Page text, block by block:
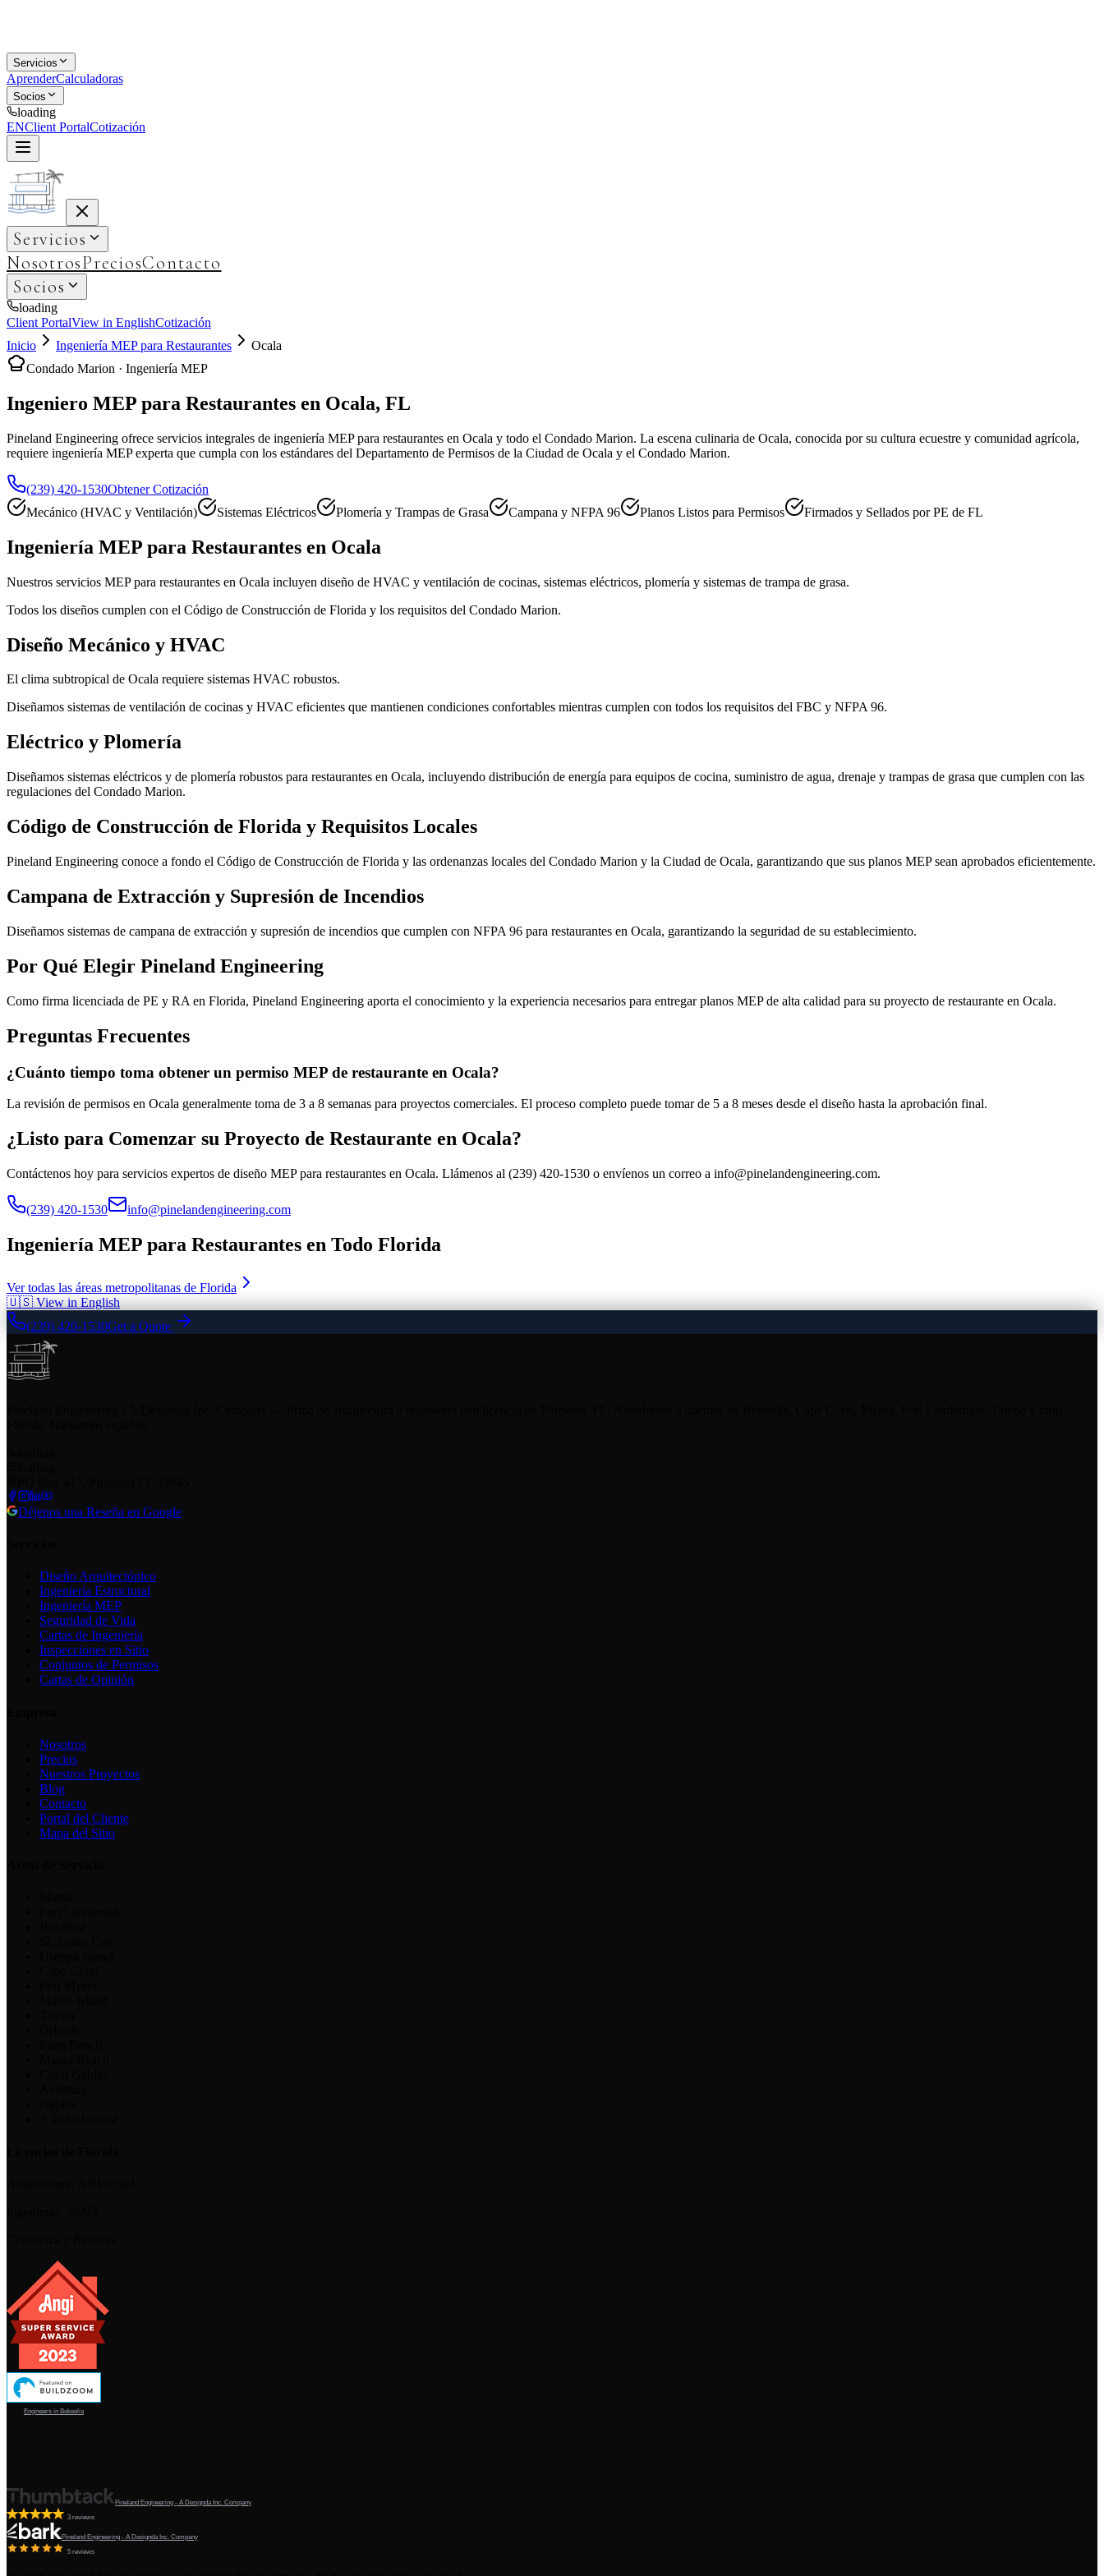
Servicios
AprenderCalculadoras
Socios
loading
ENClient PortalCotización
Servicios
NosotrosPreciosContacto
Socios
loading
Client PortalView in EnglishCotización
Inicio
Ingeniería MEP para Restaurantes
Ocala
Condado Marion · Ingeniería MEP
Ingeniero MEP para Restaurantes en Ocala, FL
Pineland Engineering ofrece servicios integrales de ingeniería MEP para restaurantes en Ocala y todo el Condado Marion. La escena culinaria de Ocala, conocida por su cultura ecuestre y comunidad agrícola,
requiere ingeniería MEP experta que cumpla con los estándares del Departamento de Permisos de la Ciudad de Ocala y el Condado Marion.
(239) 420-1530Obtener Cotización
Mecánico (HVAC y Ventilación)
Sistemas Eléctricos Plomería y Trampas de Grasa Campana y NFPA 96 Planos Listos para Permisos Firmados y Sellados por PE de FL
Ingeniería MEP para Restaurantes en Ocala
Nuestros servicios MEP para restaurantes en Ocala incluyen diseño de HVAC y ventilación de cocinas, sistemas eléctricos, plomería y sistemas de trampa de grasa.
Todos los diseños cumplen con el Código de Construcción de Florida y los requisitos del Condado Marion.
Diseño Mecánico y HVAC
El clima subtropical de Ocala requiere sistemas HVAC robustos.
Diseñamos sistemas de ventilación de cocinas y HVAC eficientes que mantienen condiciones confortables mientras cumplen con todos los requisitos del FBC y NFPA 96.
Eléctrico y Plomería
Diseñamos sistemas eléctricos y de plomería robustos para restaurantes en Ocala, incluyendo distribución de energía para equipos de cocina, suministro de agua, drenaje y trampas de grasa que cumplen con las
regulaciones del Condado Marion.
Código de Construcción de Florida y Requisitos Locales
Pineland Engineering conoce a fondo el Código de Construcción de Florida y las ordenanzas locales del Condado Marion y la Ciudad de Ocala, garantizando que sus planos MEP sean aprobados eficientemente.
Campana de Extracción y Supresión de Incendios
Diseñamos sistemas de campana de extracción y supresión de incendios que cumplen con NFPA 96 para restaurantes en Ocala, garantizando la seguridad de su establecimiento.
Por Qué Elegir Pineland Engineering
Como firma licenciada de PE y RA en Florida, Pineland Engineering aporta el conocimiento y la experiencia necesarios para entregar planos MEP de alta calidad para su proyecto de restaurante en Ocala.
Preguntas Frecuentes
¿Cuánto tiempo toma obtener un permiso MEP de restaurante en Ocala?
La revisión de permisos en Ocala generalmente toma de 3 a 8 semanas para proyectos comerciales. El proceso completo puede tomar de 5 a 8 meses desde el diseño hasta la aprobación final.
¿Listo para Comenzar su Proyecto de Restaurante en Ocala?
Contáctenos hoy para servicios expertos de diseño MEP para restaurantes en Ocala. Llámenos al (239) 420-1530 o envíenos un correo a info@pinelandengineering.com.
(239) 420-1530 info@pinelandengineering.com
Ingeniería MEP para Restaurantes en Todo Florida
Ver todas las áreas metropolitanas de Florida
🇺🇸 View in English
(239) 420-1530Get a Quote
Déjenos una Reseña en Google
Diseño Arquitectónico
Ingeniería Estructural
Ingeniería MEP
Seguridad de Vida
Cartas de Ingeniería
Inspecciones en Sitio
Conjuntos de Permisos
Cartas de Opinión
Nosotros
Precios
Nuestros Proyectos
Blog
Contacto
Portal del Cliente
Mapa del Sitio
Engineers in Bokeelia
Pineland Engineering - A Designda Inc. Company
3 reviews
Pineland Engineering - A Designda Inc. Company
5 reviews